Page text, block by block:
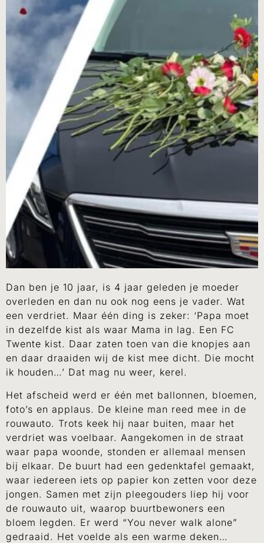
Dan ben je 10 jaar, is 4 jaar geleden je moeder
overleden en dan nu ook nog eens je vader. Wat
een verdriet. Maar één ding is zeker: ‘Papa moet
in dezelfde kist als waar Mama in lag. Een FC
Twente kist. Daar zaten toen van die knopjes aan
en daar draaiden wij de kist mee dicht. Die mocht
ik houden…’ Dat mag nu weer, kerel.
Het afscheid werd er één met ballonnen, bloemen,
foto’s en applaus. De kleine man reed mee in de
rouwauto. Trots keek hij naar buiten, maar het
verdriet was voelbaar. Aangekomen in de straat
waar papa woonde, stonden er allemaal mensen
bij elkaar. De buurt had een gedenktafel gemaakt,
waar iedereen iets op papier kon zetten voor deze
jongen. Samen met zijn pleegouders liep hij voor
de rouwauto uit, waarop buurtbewoners een
bloem legden. Er werd “You never walk alone”
gedraaid. Het voelde als een warme deken…